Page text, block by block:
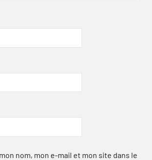
nom, mon e-mail et mon site dans le